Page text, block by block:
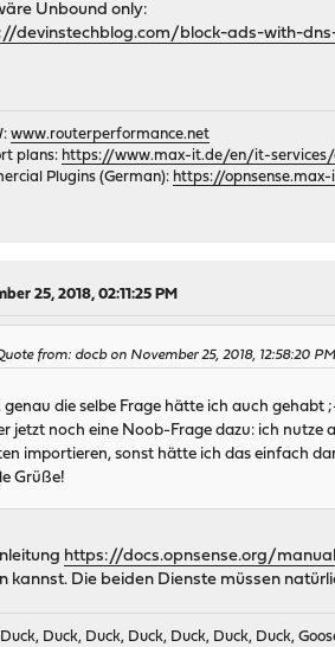
Unbound only:
devinstechblog.com/block-ads-with-
www.routerperformance.net
plans: https://www.max-it.de/en/it-services/
Plugins (German): https://
25, 2018, 02:11:25 PM
from: docb on November 25, 2018, 12:58:20 PM
genau die selbe Frage hätte ich auch gehabt
jetzt noch eine Noob-Frage dazu: ich nutze
importieren, sonst hätte ich das einfach
Grüße!
https://docs.opnsense.org/
kannst. Die beiden Dienste müssen
Duck, Duck, Duck, Duck, Duck, Duck,